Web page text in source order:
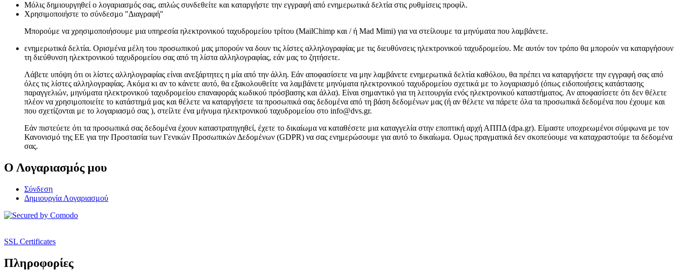
Μόλις δημιουργηθεί ο λογαριασμός σας, απλώς συνδεθείτε και καταργήστε την εγγραφή από ενημερωτικά δελτία στις ρυθμίσεις προφίλ.
Χρησιμοποιήστε το σύνδεσμο "Διαγραφή"
Μπορούμε να χρησιμοποιήσουμε μια υπηρεσία ηλεκτρονικού ταχυδρομείου τρίτου (MailChimp και / ή Mad Mimi) για να στείλουμε τα μηνύματα που λαμβάνετε.
ενημερωτικά δελτία. Ορισμένα μέλη του προσωπικού μας μπορούν να δουν τις λίστες αλληλογραφίας με τις διευθύνσεις ηλεκτρονικού ταχυδρομείου. Με αυτόν τον τρόπο θα μπορούν να καταργήσουν
τη διεύθυνση ηλεκτρονικού ταχυδρομείου σας από τη λίστα αλληλογραφίας, εάν μας το ζητήσετε.
Λάβετε υπόψη ότι οι λίστες αλληλογραφίας είναι ανεξάρτητες η μία από την άλλη. Εάν αποφασίσετε να μην λαμβάνετε ενημερωτικά δελτία καθόλου, θα πρέπει να καταργήσετε την εγγραφή σας από
όλες τις λίστες αλληλογραφίας. Ακόμα κι αν το κάνετε αυτό, θα εξακολουθείτε να λαμβάνετε μηνύματα ηλεκτρονικού ταχυδρομείου σχετικά με το λογαριασμό (όπως ειδοποιήσεις κατάστασης
παραγγελιών, μηνύματα ηλεκτρονικού ταχυδρομείου επαναφοράς κωδικού πρόσβασης και άλλα). Είναι σημαντικό για τη λειτουργία ενός ηλεκτρονικού καταστήματος. Αν αποφασίσετε ότι δεν θέλετε
πλέον να χρησιμοποιείτε το κατάστημά μας και θέλετε να καταργήσετε τα προσωπικά σας δεδομένα από τη βάση δεδομένων μας (ή αν θέλετε να πάρετε όλα τα προσωπικά δεδομένα που έχουμε και
που σχετίζονται με το λογαριασμό σας ), στείλτε ένα μήνυμα ηλεκτρονικού ταχυδρομείου στο info@dvs.gr.
Εάν πιστεύετε ότι τα προσωπικά σας δεδομένα έχουν καταστρατηγηθεί, έχετε το δικαίωμα να καταθέσετε μια καταγγελία στην εποπτική αρχή ΑΠΠΔ (dpa.gr). Είμαστε υποχρεωμένοι σύμφωνα με τον
Κανονισμό της ΕΕ για την Προστασία των Γενικών Προσωπικών Δεδομένων (GDPR) να σας ενημερώσουμε για αυτό το δικαίωμα. Ομως πραγματικά δεν σκοπεύουμε να καταχραστούμε τα δεδομένα
σας.
Ο Λογαριασμός μου
Σύνδεση
Δημιουργία Λογαριασμού
SSL Certificates
Πληροφορίες